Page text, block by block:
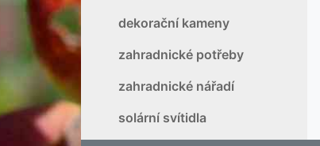
dekorační kameny
zahradnické potřeby
zahradnické nářadí
solární svítidla